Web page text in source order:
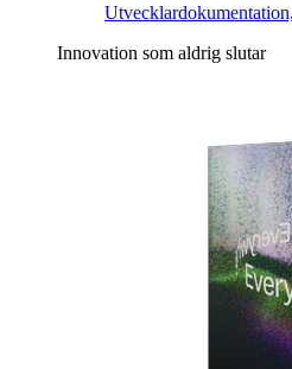
Innovation som aldrig slutar